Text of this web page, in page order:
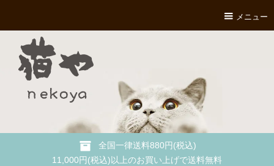
メニュー
全国一律送料880円(税込)
11,000円(税込)以上のお買い上げで送料無料